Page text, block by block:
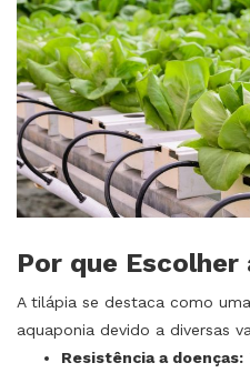
Por que Escolher
A tilápia se destaca como
aquaponia devido a diversas
Resistência a doenças: